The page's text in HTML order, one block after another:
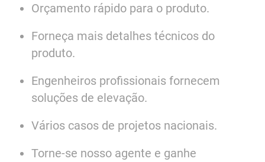
Orçamento rápido para o produto.
Forneça mais detalhes técnicos do
produto.
Engenheiros profissionais fornecem
soluções de elevação.
Vários casos de projetos nacionais.
Torne-se nosso agente e ganhe